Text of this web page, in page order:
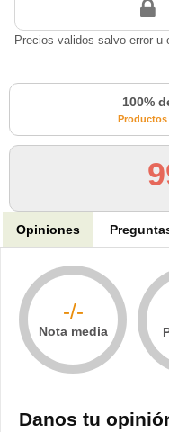
Precios validos salvo error u
100%
Productos
Opiniones
-/-
Nota media
Danos tu